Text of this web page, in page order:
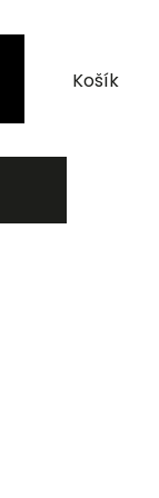
(UPS) a přepěťové
Nákupní
košík